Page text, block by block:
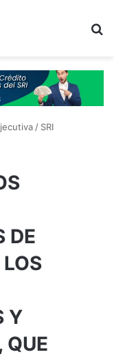
/ SRI
DE
Y
QUE